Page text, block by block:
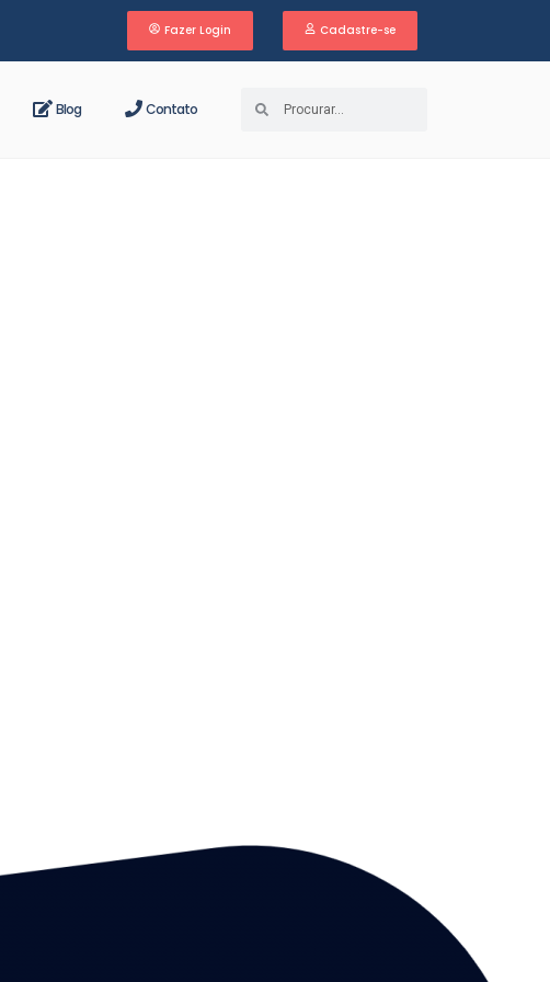
Fazer Login Cadastre-se
Blog Contato